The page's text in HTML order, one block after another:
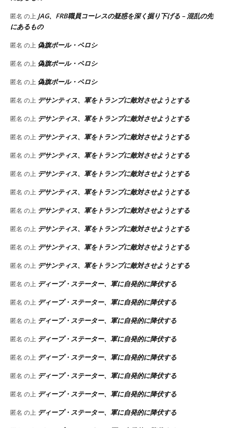
匿名 の上 JAG、FRB職員コーレスの疑惑を深く掘り下げる – 混乱の先
にあるもの
匿名 の上 偽旗ポール・ペロシ
匿名 の上 偽旗ポール・ペロシ
匿名 の上 偽旗ポール・ペロシ
匿名 の上 デサンティス、軍をトランプに敵対させようとする
匿名 の上 デサンティス、軍をトランプに敵対させようとする
匿名 の上 デサンティス、軍をトランプに敵対させようとする
匿名 の上 デサンティス、軍をトランプに敵対させようとする
匿名 の上 デサンティス、軍をトランプに敵対させようとする
匿名 の上 デサンティス、軍をトランプに敵対させようとする
匿名 の上 デサンティス、軍をトランプに敵対させようとする
匿名 の上 デサンティス、軍をトランプに敵対させようとする
匿名 の上 デサンティス、軍をトランプに敵対させようとする
匿名 の上 デサンティス、軍をトランプに敵対させようとする
匿名 の上 ディープ・ステーター、軍に自発的に降伏する
匿名 の上 ディープ・ステーター、軍に自発的に降伏する
匿名 の上 ディープ・ステーター、軍に自発的に降伏する
匿名 の上 ディープ・ステーター、軍に自発的に降伏する
匿名 の上 ディープ・ステーター、軍に自発的に降伏する
匿名 の上 ディープ・ステーター、軍に自発的に降伏する
匿名 の上 ディープ・ステーター、軍に自発的に降伏する
匿名 の上 ディープ・ステーター、軍に自発的に降伏する